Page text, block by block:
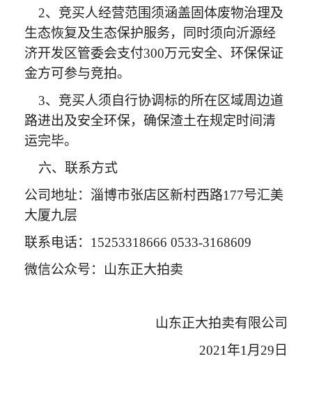
2、竞买人经营范围须涵盖固体废物治理及
生态恢复及生态保护服务，同时须向沂源经
济开发区管委会支付300万元安全、环保保证
金方可参与竞拍。
3、竞买人须自行协调标的所在区域周边道
路进出及安全环保，确保渣土在规定时间清
运完毕。
六、联系方式
公司地址：淄博市张店区新村西路177号汇美
大厦九层
联系电话： 15253318666 0533-3168609
微信公众号：山东正大拍卖
山东正大拍卖有限公司
2021年1月29日